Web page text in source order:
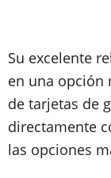
Su excelente
en una opción
de tarjetas de
directamente
las opciones